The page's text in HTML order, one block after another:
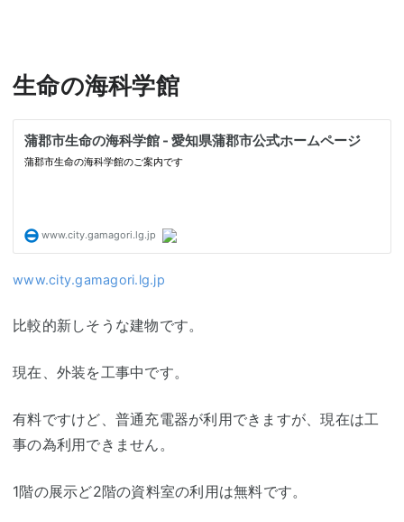
生命の海科学館
www.city.gamagori.lg.jp
比較的新しそうな建物です。
現在、外装を工事中です。
有料ですけど、普通充電器が利用できますが、現在は工
事の為利用できません。
1階の展示ど2階の資料室の利用は無料です。